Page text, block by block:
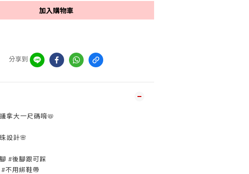
加入購物車
分享到
拿大一尺碼唷📛
設計🌸
#後腳跟可踩
不用綁鞋帶